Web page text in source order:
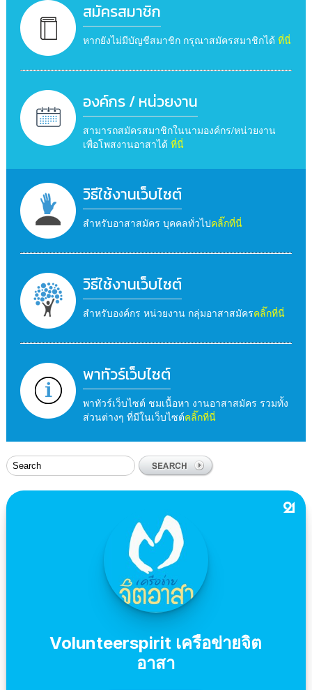
สมัครสมาชิก
หากยังไม่มีบัญชีสมาชิก กรุณาสมัครสมาชิกได้ ที่นี่
องค์กร / หน่วยงาน
สามารถสมัครสมาชิกในนามองค์กร/หน่วยงาน
เพื่อโพสงานอาสาได้ ที่นี่
วิธีใช้งานเว็บไซต์
สำหรับอาสาสมัคร บุคคลทั่วไปคลิ๊กที่นี่
วิธีใช้งานเว็บไซต์
สำหรับองค์กร หน่วยงาน กลุ่มอาสาสมัครคลิ๊กที่นี่
พาทัวร์เว็บไซต์
พาทัวร์เว็บไซต์ ชมเนื้อหา งานอาสาสมัคร รวมทั้ง
ส่วนต่างๆ ที่มีในเว็บไซต์คลิ๊กที่นี่